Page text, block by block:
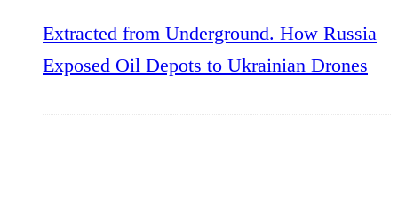
Extracted from Underground. How Russia
Exposed Oil Depots to Ukrainian Drones